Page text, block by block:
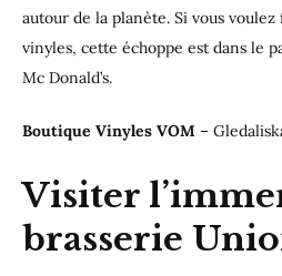
autour de la planète. Si vous
vinyles, cette échoppe est dans le
Mc Donald’s.
Boutique Vinyles VOM –
Visiter
brasserie